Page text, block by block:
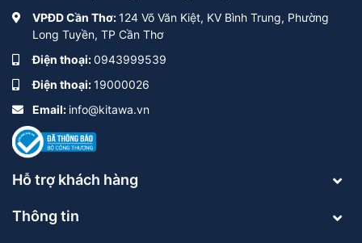
VPĐD Cần Thơ:124 Võ Văn Kiệt, KV Bình Trung, Phường
Long Tuyền, TP Cần Thơ
Điện thoại:0943999539
Điện thoại:19000026
Email: info@kitawa.vn
Hỗ trợ khách hàng
Thông tin